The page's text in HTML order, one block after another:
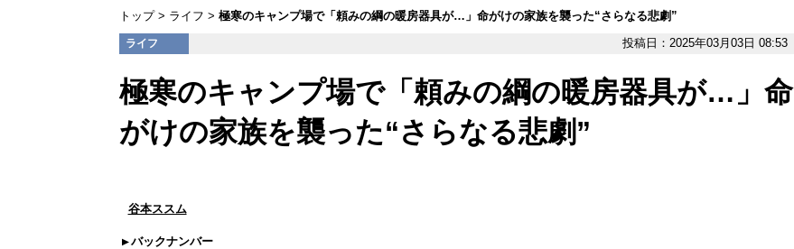
トップ ライフ 極寒のキャンプ場で「頼みの綱の暖房器具が…」命がけの家族を襲った“さらなる悲劇”
ライフ 投稿日：2025年03月03日 08:53
極寒のキャンプ場で「頼みの綱の暖房器具が…」命
がけの家族を襲った“さらなる悲劇”
谷本ススム
バックナンバー